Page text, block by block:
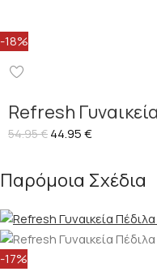
-18%
Refresh
54.95€ 44.95€
Παρόμοια Σχέδια
-17%